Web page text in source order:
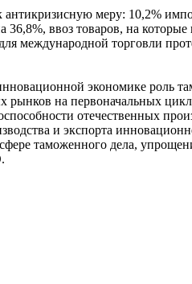
меру: 10,2%
ввоз товаров, на
международной торговли
экономике роль
на первоначальных
отечественных
и экспорта
таможенного дела,